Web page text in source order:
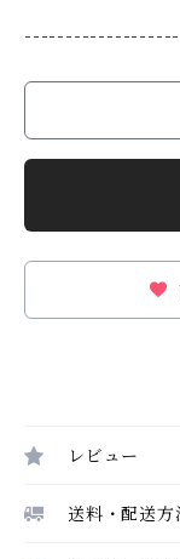
レビュー
送料・配送方